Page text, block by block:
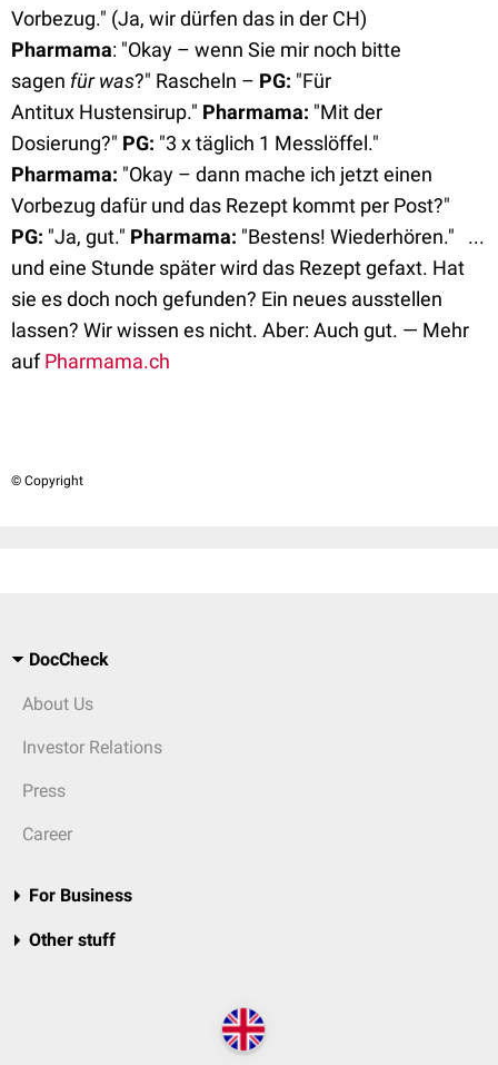
Vorbezug." (Ja, wir dürfen das in der CH)
Pharmama: "Okay – wenn Sie mir noch bitte
sagen für was?" Rascheln – PG: "Für
Antitux Hustensirup." Pharmama: "Mit der
Dosierung?" PG: "3 x täglich 1 Messlöffel."
Pharmama: "Okay – dann mache ich jetzt einen
Vorbezug dafür und das Rezept kommt per Post?"
PG: "Ja, gut." Pharmama: "Bestens! Wiederhören." ...
und eine Stunde später wird das Rezept gefaxt. Hat
sie es doch noch gefunden? Ein neues ausstellen
lassen? Wir wissen es nicht. Aber: Auch gut. — Mehr
aufPharmama.ch
© Copyright
DocCheck
About Us
Investor Relations
Press
Career
For Business
Other stuff